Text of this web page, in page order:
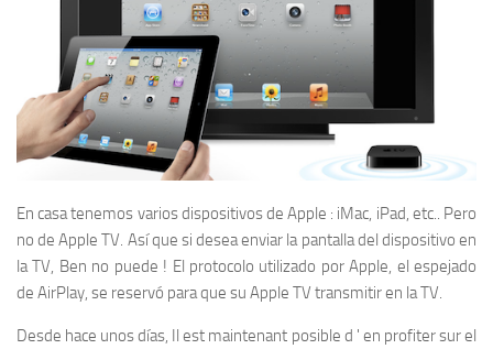
En casa tenemos varios dispositivos de Apple : iMac, iPad, etc.. Pero
no de Apple TV. Así que si desea enviar la pantalla del dispositivo en
la TV, Ben no puede ! El protocolo utilizado por Apple, el espejado
de AirPlay, se reservó para que su Apple TV transmitir en la TV.
Desde hace unos días, Il est maintenant posible d ' en profiter sur el